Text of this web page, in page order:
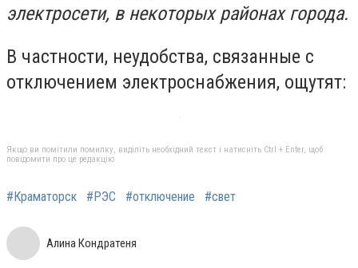
электросети, в некоторых районах города.
В частности, неудобства, связанные с
отключением электроснабжения, ощутят:
Якщо ви помітили помилку, виділіть необхідний текст і натисніть Ctrl + Enter, щоб
повідомити про це редакцію
#Краматорск #РЭС #отключение #свет
Алина Кондратеня